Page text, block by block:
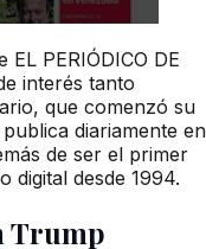
PERIÓDICO DE
interés tanto
que comenzó su
diariamente en
de ser el primer
digital desde 1994.
Trump